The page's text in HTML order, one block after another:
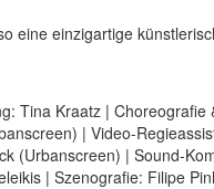
eine einzigartige
Tina Kraatz | Choreografie
| Video-
(Urbanscreen) | Sound-
| Szenografie: Filipe